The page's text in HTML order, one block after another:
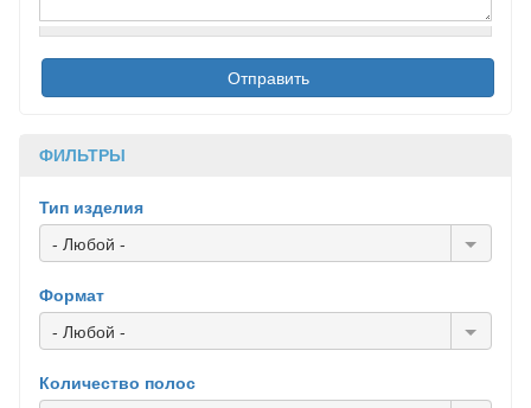
ФИЛЬТРЫ
Тип изделия
- Любой -
Формат
- Любой -
Количество полос